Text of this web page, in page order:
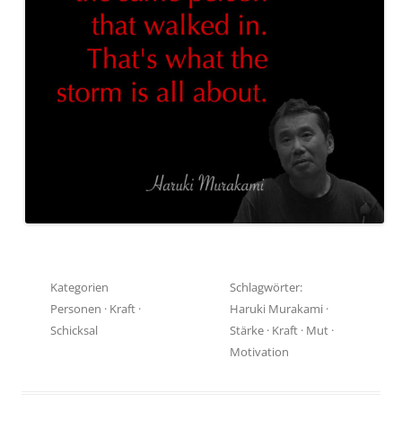
Kategorien
Personen · Kraft ·
Schicksal
Schlagwörter:
Haruki Murakami ·
Stärke · Kraft · Mut ·
Motivation